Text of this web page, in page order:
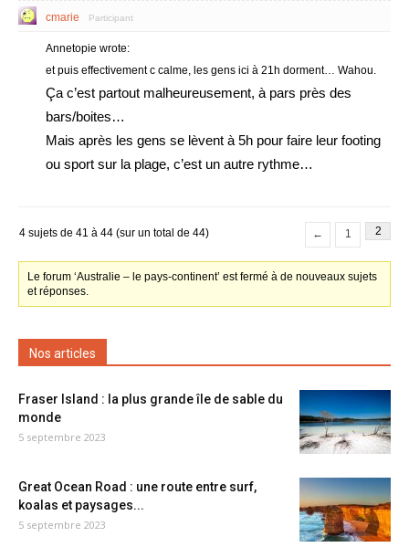
cmarie Participant
Annetopie wrote:
et puis effectivement c calme, les gens ici à 21h dorment… Wahou.
Ça c’est partout malheureusement, à pars près des
bars/boites…
Mais après les gens se lèvent à 5h pour faire leur footing
ou sport sur la plage, c’est un autre rythme…
4 sujets de 41 à 44 (sur un total de 44) ← 1 2
Le forum ‘Australie – le pays-continent’ est fermé à de nouveaux sujets
et réponses.
Nos articles
Fraser Island : la plus grande île de sable du
monde
5 septembre 2023
Great Ocean Road : une route entre surf,
koalas et paysages...
5 septembre 2023